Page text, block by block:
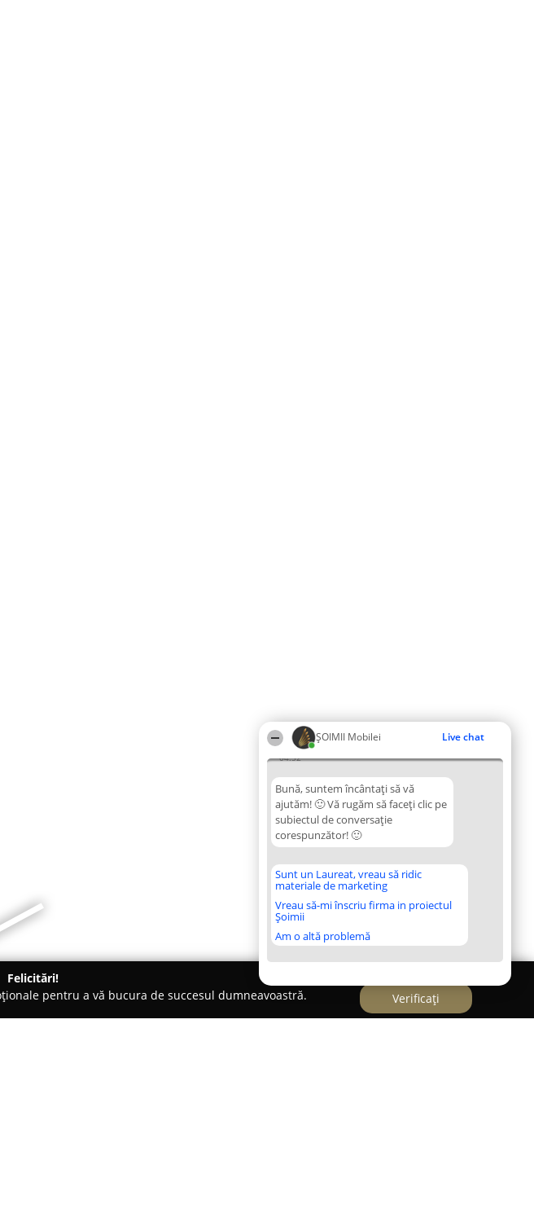
ȘOIMII Mobilei Live chat
04:52
Bună, suntem încântați să vă
ajutăm! 🙂 Vă rugăm să faceți clic pe
subiectul de conversație
corespunzător! 🙂
Sunt un Laureat, vreau să ridic
materiale de marketing
Vreau să-mi înscriu firma in proiectul
Șoimii
Am o altă problemă
Felicitări!
pentru a vă bucura de succesul dumneavoastră.
Verificați